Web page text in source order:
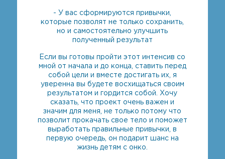
- У вас сформируются привычки,
которые позволят не только сохранить,
но и самостоятельно улучшить
полученный результат
Если вы готовы пройти этот интенсив со
мной от начала и до конца, ставить перед
собой цели и вместе достигать их, я
уверенна вы будете восхищаться своим
результатом и гордится собой. Хочу
сказать, что проект очень важен и
значим для меня, не только потому что
позволит прокачать свое тело и поможет
выработать правильные привычки, в
первую очередь, он подарит шанс на
жизнь детям с онко.